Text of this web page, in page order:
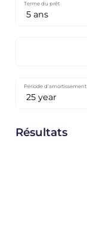
Terme du prêt
Période d’amortissement
Résultats